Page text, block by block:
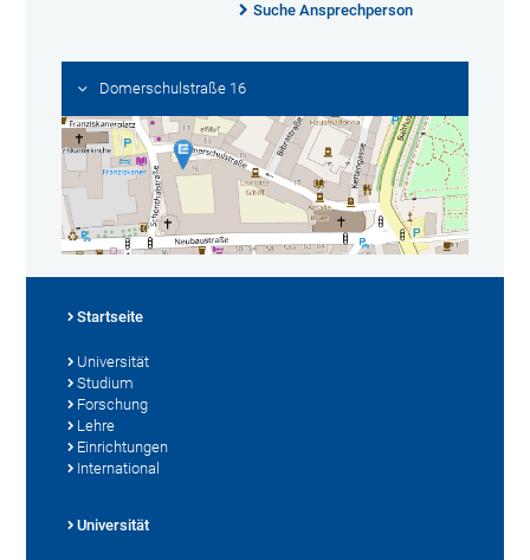
Suche Ansprechperson
Domerschulstraße 16
Startseite
Universität
Studium
Forschung
Lehre
Einrichtungen
International
Universität